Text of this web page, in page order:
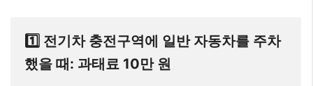
1️⃣ 전기차 충전구역에 일반 자동차를 주차
했을 때: 과태료 10만 원